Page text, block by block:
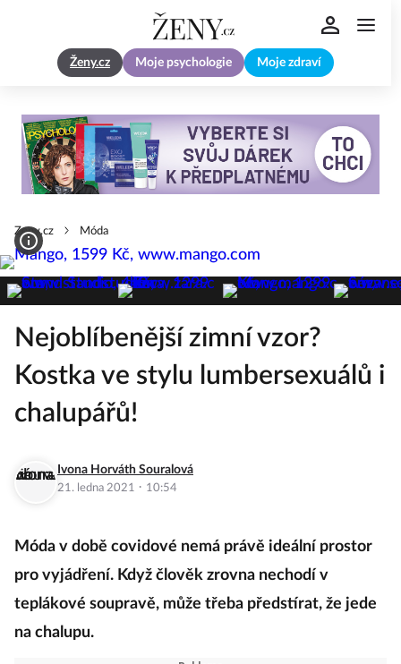
Ženy.cz Moje psychologie Moje zdraví
Zeny.cz Móda
Nejoblíbenější zimní vzor?
Kostka ve stylu lumbersexuálů i
chalupářů!
Ivona Horváth Souralová
21. ledna 2021 · 10:54
Móda v době covidové nemá právě ideální prostor
pro vyjádření. Když člověk zrovna nechodí v
teplákové soupravě, může třeba předstírat, že jede
na chalupu.